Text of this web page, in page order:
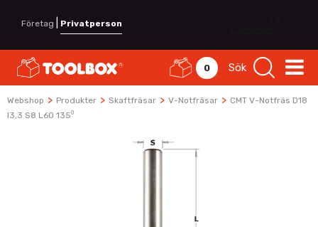
Företag Privatperson
0 Sök
Webshop > Produkter > Skaftfräsar > V-Notfräsar > CMT V-Notfräs D18
I3,3 S8 L60 135⁰